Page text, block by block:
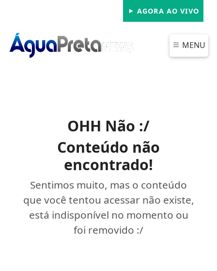
AGORA AO VIVO
MENU
OHH Não :/
Conteúdo não
encontrado!
Sentimos muito, mas o conteúdo
que você tentou acessar não existe,
está indisponível no momento ou
foi removido :/